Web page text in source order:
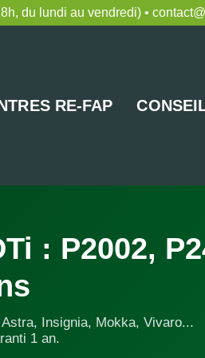
du lundi au vendredi) •
RE-FAP
: P2002,
Insignia, Mokka, Vivaro...
1 an.